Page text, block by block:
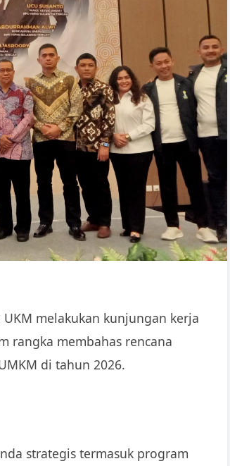
melakukan kunjungan kerja
rangka membahas rencana
di tahun 2026.
strategis termasuk program